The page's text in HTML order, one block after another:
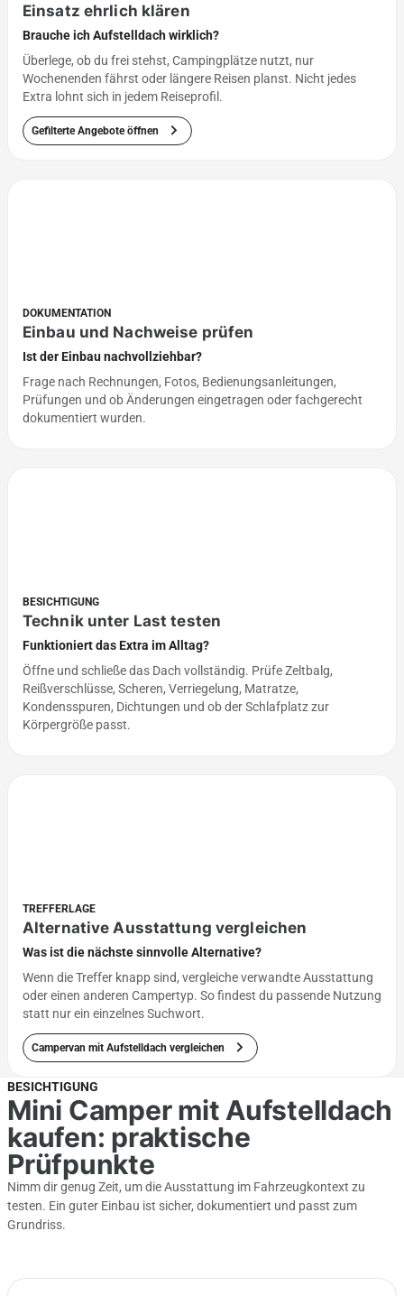
Einsatz ehrlich klären
Brauche ich Aufstelldach wirklich?
Überlege, ob du frei stehst, Campingplätze nutzt, nur
Wochenenden fährst oder längere Reisen planst. Nicht jedes
Extra lohnt sich in jedem Reiseprofil.
Gefilterte Angebote öffnen chevron_right
DOKUMENTATION
Einbau und Nachweise prüfen
Ist der Einbau nachvollziehbar?
Frage nach Rechnungen, Fotos, Bedienungsanleitungen,
Prüfungen und ob Änderungen eingetragen oder fachgerecht
dokumentiert wurden.
BESICHTIGUNG
Technik unter Last testen
Funktioniert das Extra im Alltag?
Öffne und schließe das Dach vollständig. Prüfe Zeltbalg,
Reißverschlüsse, Scheren, Verriegelung, Matratze,
Kondensspuren, Dichtungen und ob der Schlafplatz zur
Körpergröße passt.
TREFFERLAGE
Alternative Ausstattung vergleichen
Was ist die nächste sinnvolle Alternative?
Wenn die Treffer knapp sind, vergleiche verwandte Ausstattung
oder einen anderen Campertyp. So findest du passende Nutzung
statt nur ein einzelnes Suchwort.
Campervan mit Aufstelldach vergleichen chevron_right
BESICHTIGUNG
Mini Camper mit Aufstelldach
kaufen: praktische
Prüfpunkte
Nimm dir genug Zeit, um die Ausstattung im Fahrzeugkontext zu
testen. Ein guter Einbau ist sicher, dokumentiert und passt zum
Grundriss.